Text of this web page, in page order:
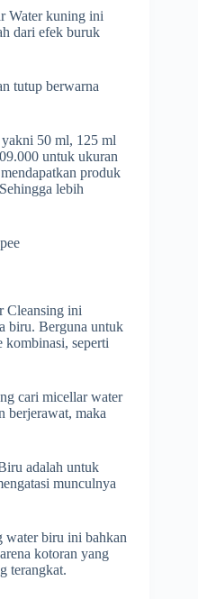
Water kuning ini
dari efek buruk
tutup berwarna
yakni 50 ml, 125 ml
untuk ukuran
produk
lebih
Cleansing ini
biru. Berguna untuk
kombinasi, seperti
cari micellar water
berjerawat, maka
adalah untuk
munculnya
water biru ini bahkan
kotoran yang
terangkat.